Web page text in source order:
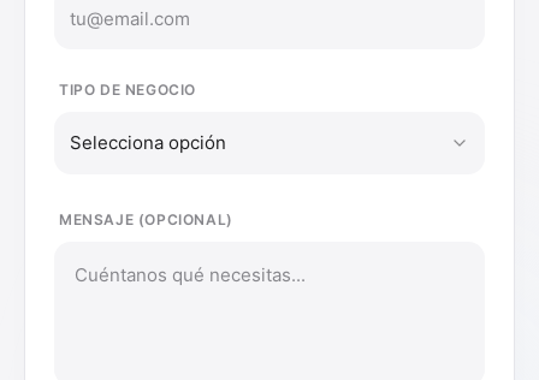
TIPO DE NEGOCIO
Selecciona opción
MENSAJE (OPCIONAL)